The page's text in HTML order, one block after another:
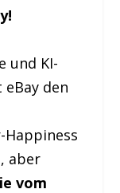
und KI-
den
aber
vom